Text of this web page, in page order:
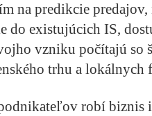
na predikcie
do existujúcich IS,
vzniku počítajú so
trhu a lokálnych
robí biznis